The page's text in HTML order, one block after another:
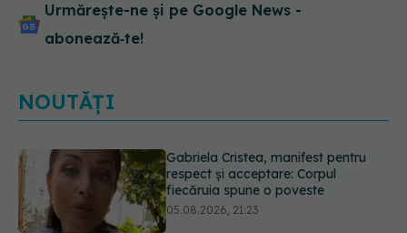
Urmărește-ne și pe Google News -
abonează‑te!
NOUTĂȚI
Prof. dr. Valeriu Gheorghiță intră în
Board-ul Editorial al revistei
Scientific Reports, din Nature
Portfolio